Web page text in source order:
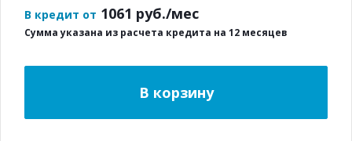
В кредит от 1061 руб./мес
Сумма указана из расчета кредита на 12 месяцев
В корзину